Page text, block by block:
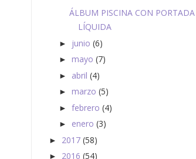
ÁLBUM PISCINA CON PORTADA
LÍQUIDA
► junio (6)
► mayo (7)
► abril (4)
► marzo (5)
► febrero (4)
► enero (3)
► 2017 (58)
► 2016 (54)